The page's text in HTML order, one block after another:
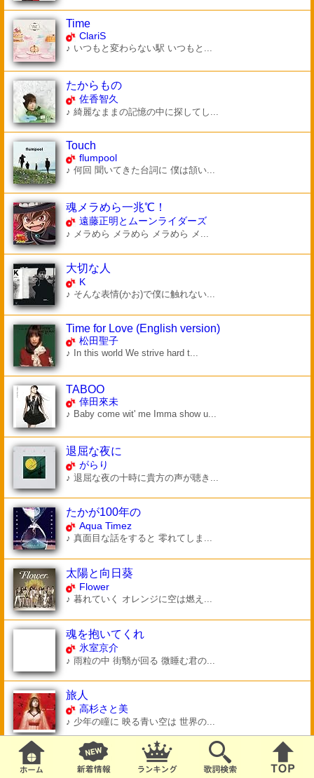
Time
ClariS
♪ いつもと変わらない駅 いつもと...
たからもの
佐香智久
♪ 綺麗なままの記憶の中に探してし...
Touch
flumpool
♪ 何回 聞いてきた台詞に 僕は頷い...
魂メラめら一兆℃！
遠藤正明とムーンライダーズ
♪ メラめら メラめら メラめら メ...
大切な人
K
♪ そんな表情(かお)で僕に触れない...
Time for Love (English version)
松田聖子
♪ In this world We strive hard t...
TABOO
倖田來未
♪ Baby come wit' me Imma show u...
退屈な夜に
がらり
♪ 退屈な夜の十時に貴方の声が聴き...
たかが100年の
Aqua Timez
♪ 真面目な話をすると 零れてしま...
太陽と向日葵
Flower
♪ 暮れていく オレンジに空は燃え...
魂を抱いてくれ
氷室京介
♪ 雨粒の中 街翳が回る 微睡む君の...
旅人
高杉さと美
♪ 少年の瞳に 映る青い空は 世界の...
タユムコトナキナガレノナカデ
いきものがかり